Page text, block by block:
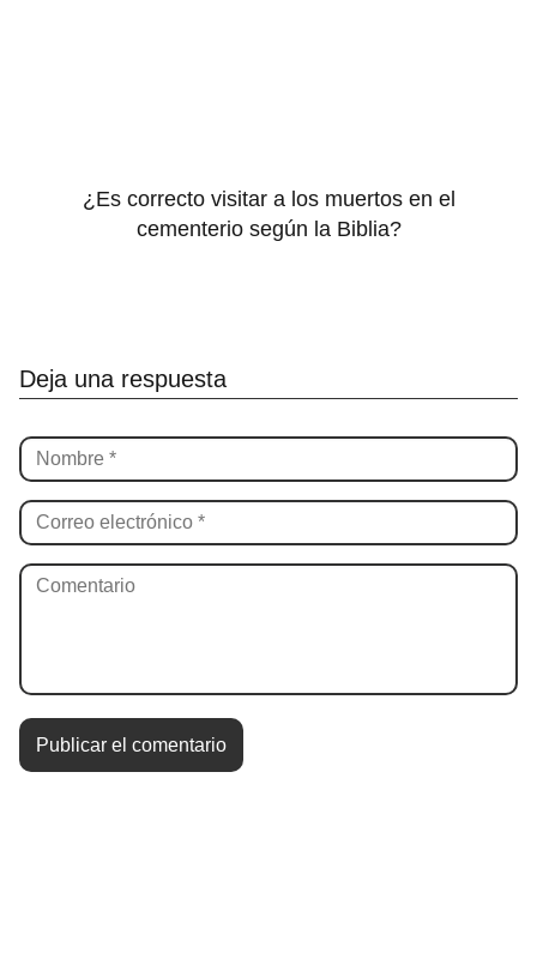
¿Es correcto visitar a los muertos en el
cementerio según la Biblia?
Deja una respuesta